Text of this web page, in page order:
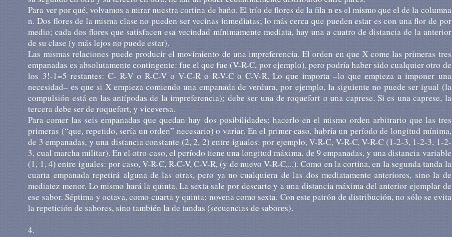
Para ver por qué, volvamos a mirar nuestra cortina de baño. El trío de flores de la fila n es el mismo que el de la columna
n. Dos flores de la misma clase no pueden ser vecinas inmediatas; lo más cerca que pueden estar es con una flor de por
medio; cada dos flores que satisfacen esa vecindad mínimamente mediata, hay una a cuatro de distancia de la anterior
de su clase (y más lejos no puede estar).
Las mismas relaciones puede producir el movimiento de una impreferencia. El orden en que X come las primeras tres
empanadas es absolutamente contingente: fue el que fue (V-R-C, por ejemplo), pero podría haber sido cualquier otro de
los 3!-1=5 restantes: C- R-V o R-C-V o V-C-R o R-V-C o C-V-R. Lo que importa –lo que empieza a imponer una
necesidad– es que si X empieza comiendo una empanada de verdura, por ejemplo, la siguiente no puede ser igual (la
compulsión está en las antípodas de la impreferencia); debe ser una de roquefort o una caprese. Si es una caprese, la
tercera debe ser de roquefort, y viceversa.
Para comer las seis empanadas que quedan hay dos posibilidades: hacerlo en el mismo orden arbitrario que las tres
primeras (“que, repetido, sería un orden” necesario) o variar. En el primer caso, habría un período de longitud mínima,
de 3 empanadas, y una distancia constante (2, 2, 2) entre iguales: por ejemplo, V-R-C, V-R-C, V-R-C (1-2-3, 1-2-3, 1-2-
3, cual marcha militar). En el otro caso, el período tiene una longitud máxima, de 9 empanadas, y una distancia variable
(1, 1, 4) entre iguales: por caso, V-R-C, R-C-V, C-V-R, (y de nuevo V-R-C,...). Como en la cortina, en la segunda tanda la
cuarta empanada repetirá alguna de las otras, pero ya no cualquiera de las dos mediatamente anteriores, sino la de
mediatez menor. Lo mismo hará la quinta. La sexta sale por descarte y a una distancia máxima del anterior ejemplar de
ese sabor. Séptima y octava, como cuarta y quinta; novena como sexta. Con este patrón de distribución, no sólo se evita
la repetición de sabores, sino también la de tandas (secuencias de sabores).
4.